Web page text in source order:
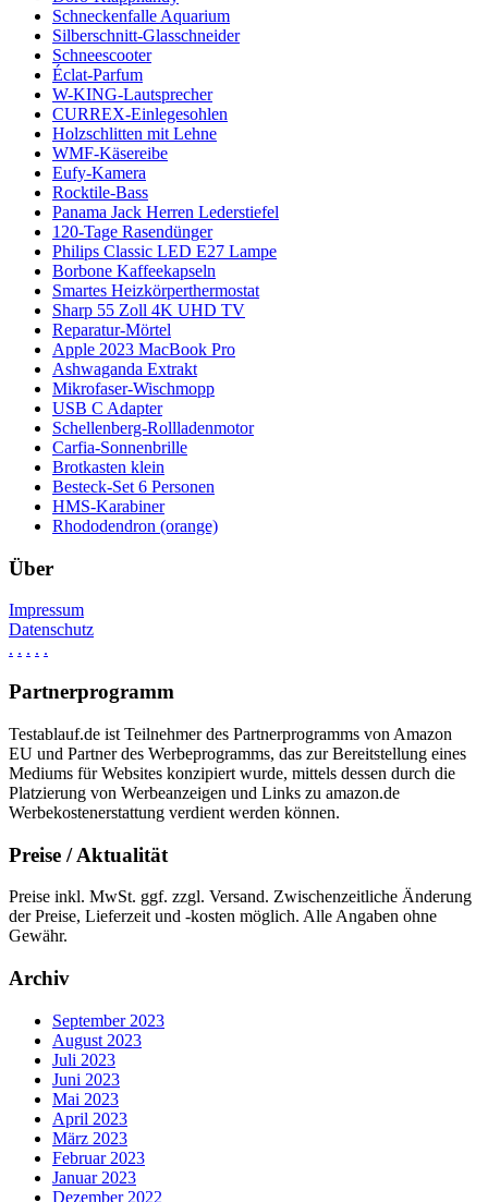
Schneckenfalle Aquarium
Silberschnitt-Glasschneider
Schneescooter
Éclat-Parfum
W-KING-Lautsprecher
CURREX-Einlegesohlen
Holzschlitten mit Lehne
WMF-Käsereibe
Eufy-Kamera
Rocktile-Bass
Panama Jack Herren Lederstiefel
120-Tage Rasendünger
Philips Classic LED E27 Lampe
Borbone Kaffeekapseln
Smartes Heizkörperthermostat
Sharp 55 Zoll 4K UHD TV
Reparatur-Mörtel
Apple 2023 MacBook Pro
Ashwaganda Extrakt
Mikrofaser-Wischmopp
USB C Adapter
Schellenberg-Rollladenmotor
Carfia-Sonnenbrille
Brotkasten klein
Besteck-Set 6 Personen
HMS-Karabiner
Rhododendron (orange)
Über
Impressum
Datenschutz
. . . . .
Partnerprogramm
Testablauf.de ist Teilnehmer des Partnerprogramms von Amazon
EU und Partner des Werbeprogramms, das zur Bereitstellung eines
Mediums für Websites konzipiert wurde, mittels dessen durch die
Platzierung von Werbeanzeigen und Links zu amazon.de
Werbekostenerstattung verdient werden können.
Preise / Aktualität
Preise inkl. MwSt. ggf. zzgl. Versand. Zwischenzeitliche Änderung
der Preise, Lieferzeit und -kosten möglich. Alle Angaben ohne
Gewähr.
Archiv
September 2023
August 2023
Juli 2023
Juni 2023
Mai 2023
April 2023
März 2023
Februar 2023
Januar 2023
Dezember 2022